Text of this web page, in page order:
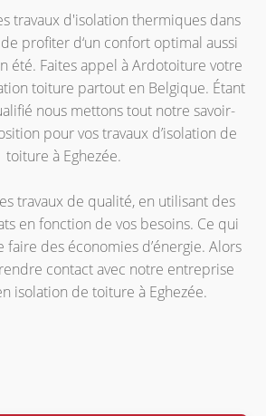
travaux d'isolation thermiques dans
profiter d‘un confort optimal aussi
été. Faites appel à Ardotoiture votre
toiture partout en Belgique. Étant
nous mettons tout notre savoir-
pour vos travaux d’isolation de
toiture à Eghezée.
travaux de qualité, en utilisant des
en fonction de vos besoins. Ce qui
des économies d’énergie. Alors
contact avec notre entreprise
isolation de toiture à Eghezée.